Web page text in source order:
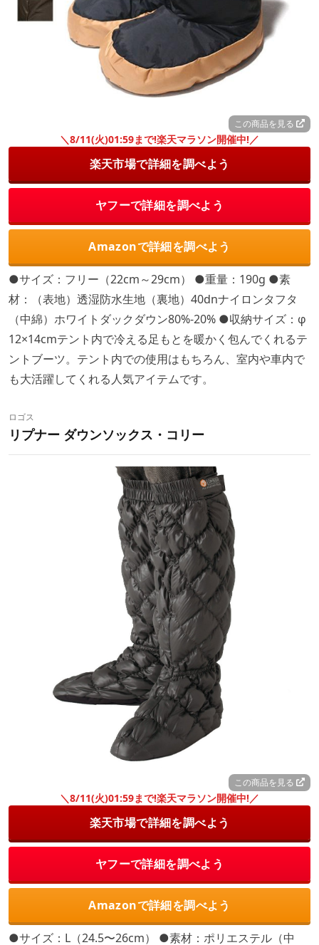
この商品を見る
＼8/11(火)01:59まで!楽天マラソン開催中!／
楽天市場で詳細を調べよう
ヤフーで詳細を調べよう
Amazonで詳細を調べよう
●サイズ：フリー（22cm～29cm） ●重量：190g ●素
材：（表地）透湿防水生地（裏地）40dnナイロンタフタ
（中綿）ホワイトダックダウン80%-20% ●収納サイズ：φ
12×14cmテント内で冷える足もとを暖かく包んでくれるテ
ントブーツ。テント内での使用はもちろん、室内や車内で
も大活躍してくれる人気アイテムです。
ロゴス
リプナー ダウンソックス・コリー
この商品を見る
＼8/11(火)01:59まで!楽天マラソン開催中!／
楽天市場で詳細を調べよう
ヤフーで詳細を調べよう
Amazonで詳細を調べよう
●サイズ：L（24.5〜26cm） ●素材：ポリエステル（中